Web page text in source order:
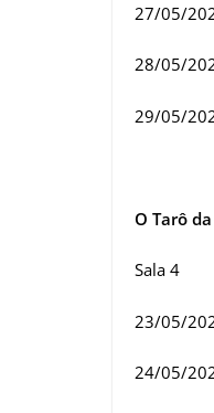
27/05/
28/05/
29/05/
O Tarô
Sala 4
23/05/
24/05/